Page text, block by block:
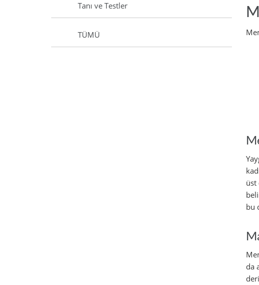
üst
bu
da
Tanı ve Testler
TÜMÜ